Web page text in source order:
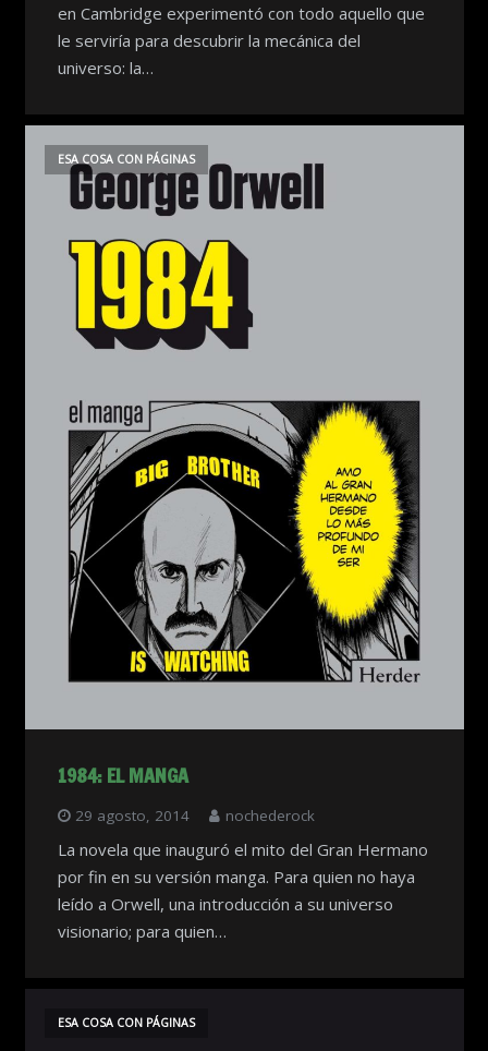
en Cambridge experimentó con todo aquello que
le serviría para descubrir la mecánica del
universo: la…
1984: EL MANGA
29 agosto, 2014 nochederock
ESA COSA CON PÁGINAS
La novela que inauguró el mito del Gran Hermano
por fin en su versión manga. Para quien no haya
leído a Orwell, una introducción a su universo
visionario; para quien…
ESA COSA CON PÁGINAS